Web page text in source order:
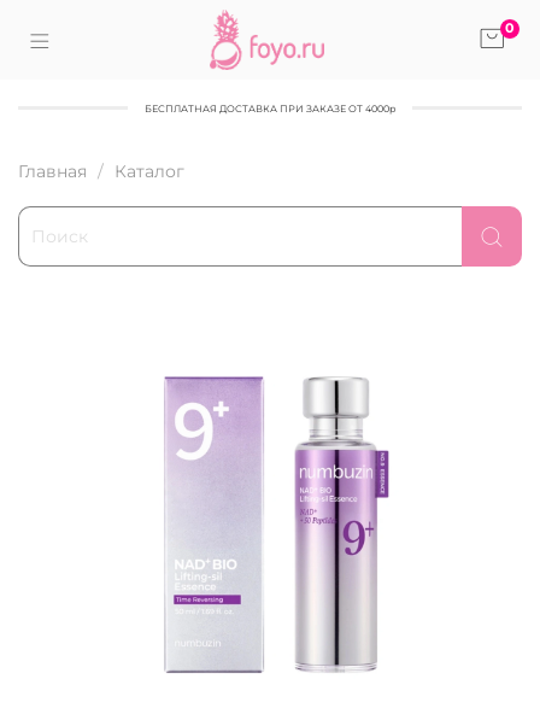
0
БЕСПЛАТНАЯ ДОСТАВКА ПРИ ЗАКАЗЕ ОТ 4000р
Главная Каталог